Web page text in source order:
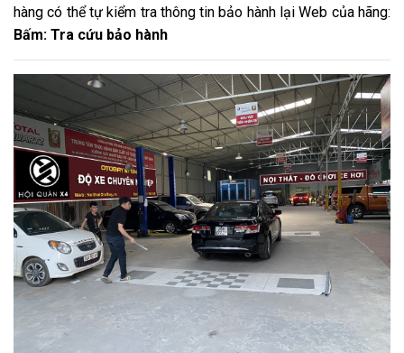
hàng có thể tự kiểm tra thông tin bảo hành lại Web của hãng:
Bấm: Tra cứu bảo hành